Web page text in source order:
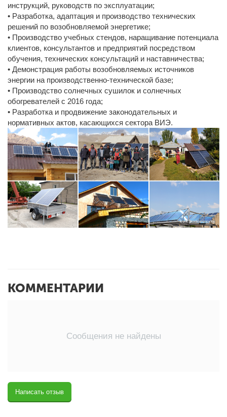
инструкций, руководств по эксплуатации;
• Разработка, адаптация и производство технических
решений по возобновляемой энергетике;
• Производство учебных стендов, наращивание потенциала
клиентов, консультантов и предприятий посредством
обучения, технических консультаций и наставничества;
• Демонстрация работы возобновляемых источников
энергии на производственно-технической базе;
• Производство солнечных сушилок и солнечных
обогревателей c 2016 года;
• Разработка и продвижение законодательных и
нормативных актов, касающихся сектора ВИЭ.
КОММЕНТАРИИ
Сообщения не найдены
Написать отзыв